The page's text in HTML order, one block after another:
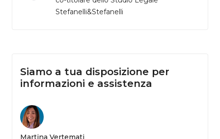
Stefanelli&Stefanelli
Siamo a tua disposizione per
informazioni e assistenza
Martina Vertemati